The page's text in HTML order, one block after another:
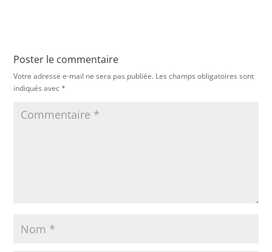
Poster le commentaire
Votre adresse e-mail ne sera pas publiée. Les champs obligatoires sont
indiqués avec*